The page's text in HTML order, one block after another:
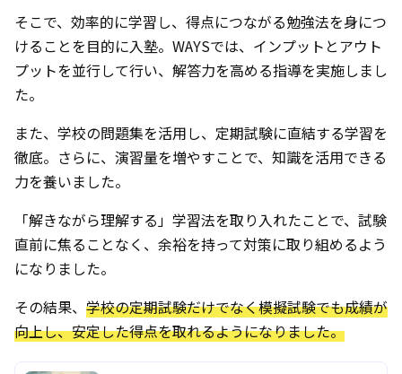
そこで、効率的に学習し、得点につながる勉強法を身につ
けることを目的に入塾。WAYSでは、インプットとアウト
プットを並行して行い、解答力を高める指導を実施しまし
た。
また、学校の問題集を活用し、定期試験に直結する学習を
徹底。さらに、演習量を増やすことで、知識を活用できる
力を養いました。
「解きながら理解する」学習法を取り入れたことで、試験
直前に焦ることなく、余裕を持って対策に取り組めるよう
になりました。
その結果、 学校の定期試験だけでなく模擬試験でも成績が
向上し、安定した得点を取れるようになりました。